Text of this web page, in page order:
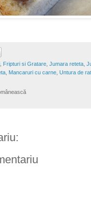
Fripturi si Gratare Jumara reteta
Mancaruri cu carne Untura de